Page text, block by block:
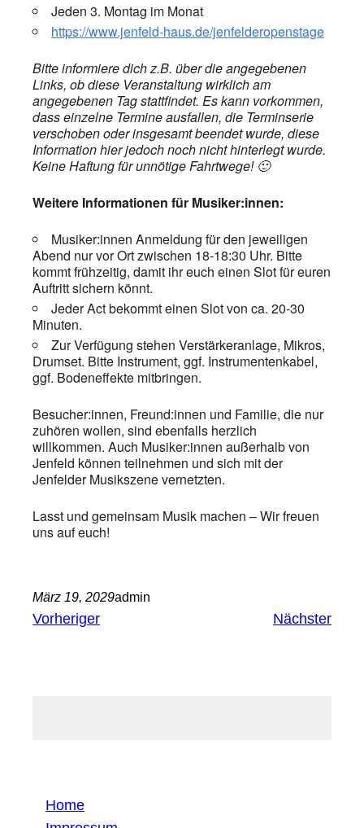
Jeden 3. Montag im Monat
https://www.jenfeld-haus.de/jenfelderopenstage
Bitte informiere dich z.B. über die angegebenen
Links, ob diese Veranstaltung wirklich am
angegebenen Tag stattfindet. Es kann vorkommen,
dass einzelne Termine ausfallen, die Terminserie
verschoben oder insgesamt beendet wurde, diese
Information hier jedoch noch nicht hinterlegt wurde.
Keine Haftung für unnötige Fahrtwege! 🙂
Weitere Informationen für Musiker:innen:
Musiker:innen Anmeldung für den jeweiligen
Abend nur vor Ort zwischen 18-18:30 Uhr. Bitte
kommt frühzeitig, damit ihr euch einen Slot für euren
Auftritt sichern könnt.
Jeder Act bekommt einen Slot von ca. 20-30
Minuten.
Zur Verfügung stehen Verstärkeranlage, Mikros,
Drumset. Bitte Instrument, ggf. Instrumentenkabel,
ggf. Bodeneffekte mitbringen.
Besucher:innen, Freund:innen und Familie, die nur
zuhören wollen, sind ebenfalls herzlich
willkommen. Auch Musiker:innen außerhalb von
Jenfeld können teilnehmen und sich mit der
Jenfelder Musikszene vernetzten.
Lasst und gemeinsam Musik machen – Wir freuen
uns auf euch!
März 19, 2029admin
Vorheriger Nächster
Home